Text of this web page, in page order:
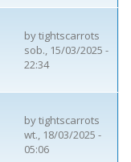
bytightscarrots
sob., 15/03/2025 -
22:34
bytightscarrots
wt., 18/03/2025 -
05:06